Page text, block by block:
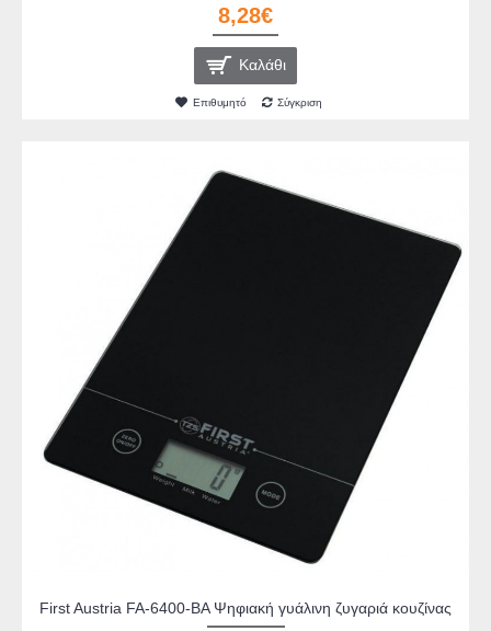
8,28€
Καλάθι
Επιθυμητό Σύγκριση
First Austria FA-6400-BA Ψηφιακή γυάλινη ζυγαριά κουζίνας